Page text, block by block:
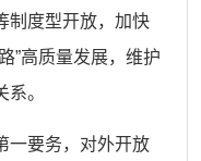
制度型开放，加快
”高质量发展，维护
。
要务，对外开放